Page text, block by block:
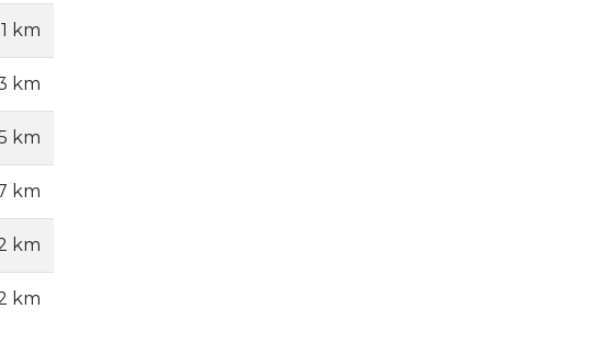
km
km
km
km
km
km